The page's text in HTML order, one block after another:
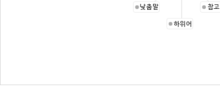
참
하위어
낮춤말